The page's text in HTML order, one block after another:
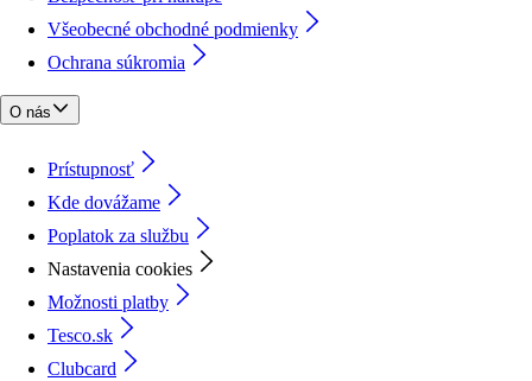
Všeobecné obchodné podmienky
Ochrana súkromia
O nás
Prístupnosť
Kde dovážame
Poplatok za službu
Nastavenia cookies
Možnosti platby
Tesco.sk
Clubcard